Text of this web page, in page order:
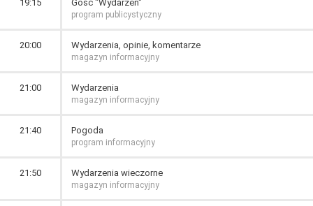
19:15 Gość "Wydarzeń"
program publicystyczny
20:00 Wydarzenia, opinie, komentarze
magazyn informacyjny
21:00 Wydarzenia
magazyn informacyjny
21:40 Pogoda
program informacyjny
21:50 Wydarzenia wieczorne
magazyn informacyjny